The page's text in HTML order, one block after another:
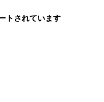
トされています